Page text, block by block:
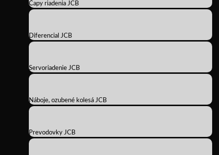
Čapy riadenia JCB
Diferencial JCB
Servoriadenie JCB
Náboje, ozubené kolesá JCB
Prevodovky JCB